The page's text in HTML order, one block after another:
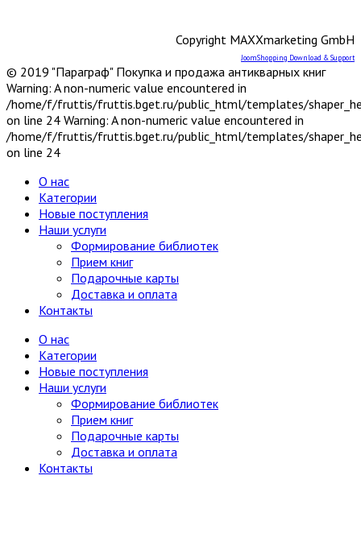
Книги на иностранных языках
Книговедение, библиография, полиграфия
Коллекционирование (марки, монеты,
награды и др.)
Краеведение России
6
Другое
Москва
Литературоведение
Марксистско-ленинская литература
Математика
Машиностроение, приборостроение
Медицина
Анатомия и физиология
Психиатрия, нервные болезни
Хирургия, онкология, травматология,
Металлургия, горное дело
Миниатюрные издания
Copyright MAXXmarketing GmbH
JoomShopping Download & Support
© 2019 "Параграф" Покупка и продажа антикварных книг
Warning: A non-numeric value encountered in
/home/f/fruttis/fruttis.bget.ru/public_html/templates/
on line 24 Warning: A non-numeric value encountered in
/home/f/fruttis/fruttis.bget.ru/public_html/templates/
on line 24
О нас
Категории
Новые поступления
Наши услуги
Формирование библиотек
Прием книг
Подарочные карты
Доставка и оплата
Контакты
О нас
Категории
Новые поступления
Наши услуги
Формирование библиотек
Прием книг
Подарочные карты
Доставка и оплата
Контакты